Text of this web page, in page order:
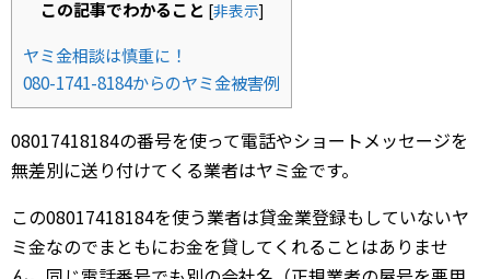
この記事でわかること [非表示]
ヤミ金相談は慎重に！
080-1741-8184からのヤミ金被害例
08017418184の番号を使って電話やショートメッセージを
無差別に送り付けてくる業者はヤミ金です。
この08017418184を使う業者は貸金業登録もしていないヤ
ミ金なのでまともにお金を貸してくれることはありませ